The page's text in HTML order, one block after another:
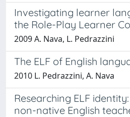
Investigating learner
the Role-Play Learner
2009 A. Nava, L. Pedrazzini
The ELF of English
2010 L. Pedrazzini, A. Nava
Researching ELF
non-native English